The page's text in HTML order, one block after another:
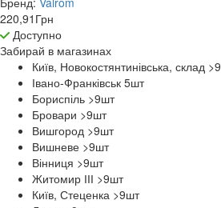
220,91 Грн
Доступно
Забирай в магазинах
Київ, Новокостянтинівська, склад >9
Івано-Франківськ 5шт
Бориспіль >9шт
Бровари >9шт
Вишгород >9шт
Вишневе >9шт
Вінниця >9шт
Житомир ІІІ >9шт
Київ, Стеценка >9шт